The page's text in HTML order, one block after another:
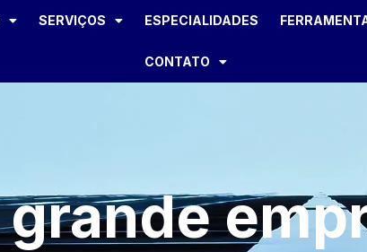
SERVIÇOS ESPECIALIDADES
CONTATO
grande